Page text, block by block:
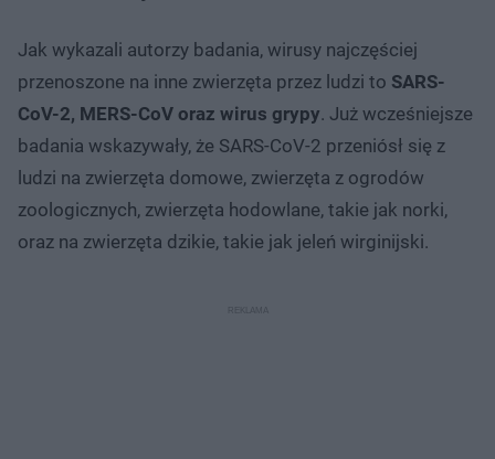
Jak wykazali autorzy badania, wirusy najczęściej
przenoszone na inne zwierzęta przez ludzi to SARS-
CoV-2, MERS-CoV oraz wirus grypy. Już wcześniejsze
badania wskazywały, że SARS-CoV-2 przeniósł się z
ludzi na zwierzęta domowe, zwierzęta z ogrodów
zoologicznych, zwierzęta hodowlane, takie jak norki,
oraz na zwierzęta dzikie, takie jak jeleń wirginijski.